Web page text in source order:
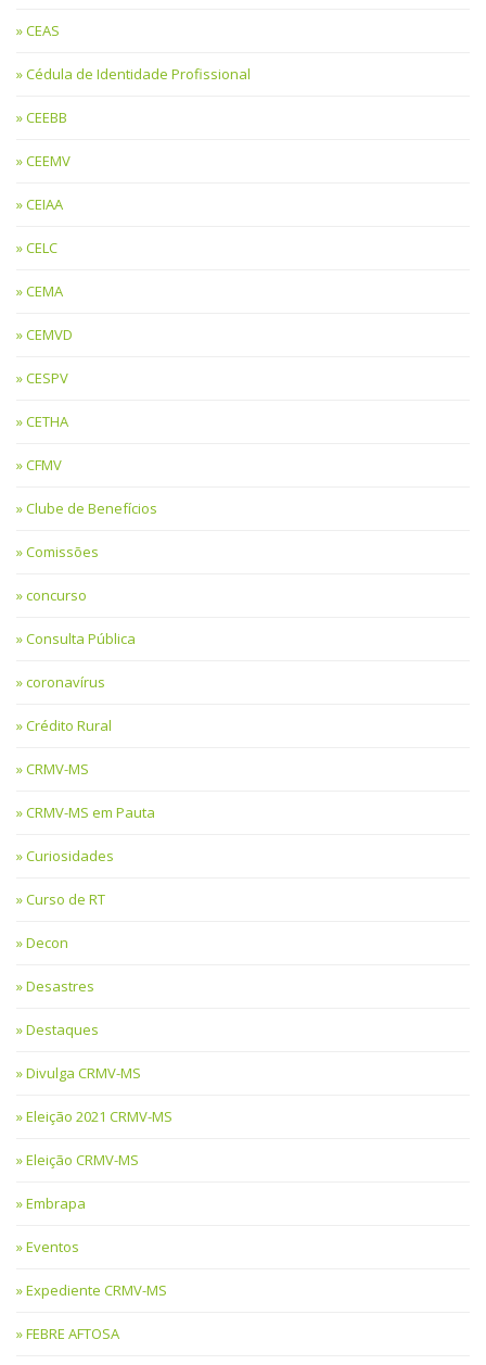
CEAS
Cédula de Identidade Profissional
CEEBB
CEEMV
CEIAA
CELC
CEMA
CEMVD
CESPV
CETHA
CFMV
Clube de Benefícios
Comissões
concurso
Consulta Pública
coronavírus
Crédito Rural
CRMV-MS
CRMV-MS em Pauta
Curiosidades
Curso de RT
Decon
Desastres
Destaques
Divulga CRMV-MS
Eleição 2021 CRMV-MS
Eleição CRMV-MS
Embrapa
Eventos
Expediente CRMV-MS
FEBRE AFTOSA